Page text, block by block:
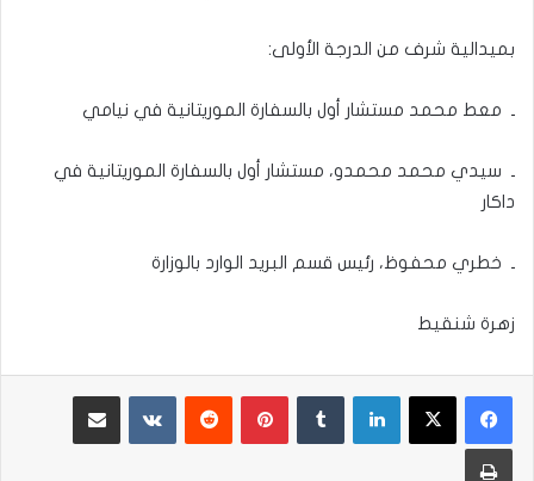
بميدالية شرف من الدرجة الأولى:
ـ معط محمد مستشار أول بالسفارة الموريتانية في نيامي
ـ سيدي محمد محمدو، مستشار أول بالسفارة الموريتانية في
داكار
ـ خطري محفوظ، رئيس قسم البريد الوارد بالوزارة
زهرة شنقيط
لينكدإن بينتيريست مشاركة عبر البريد
طباعة